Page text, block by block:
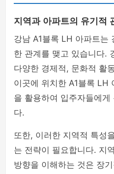
지역과 아파트의 유기적
강남 A1블록 LH 아파트는
한 관계를 맺고 있습니다.
다양한 경제적, 문화적 활
이곳에 위치한 A1블록 LH
을 활용하여 입주자들에게
다.
또한, 이러한 지역적 특성
는 전략이 필요합니다. 지
방향을 이해하는 것은 장